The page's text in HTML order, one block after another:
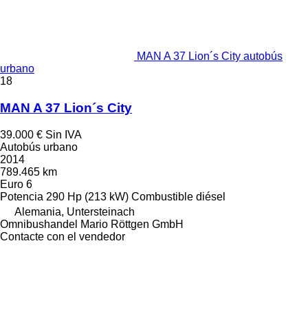
MAN A 37 Lion´s City autobús
urbano
18
MAN A 37 Lion´s City
39.000 € Sin IVA
Autobús urbano
2014
789.465 km
Euro 6
Potencia 290 Hp (213 kW) Combustible diésel
Alemania, Untersteinach
Omnibushandel Mario Röttgen GmbH
Contacte con el vendedor